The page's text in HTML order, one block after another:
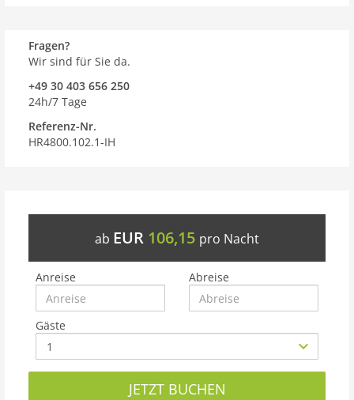
Fragen?
Wir sind für Sie da.
+49 30 403 656 250
24h/7 Tage
Referenz-Nr.
HR4800.102.1-IH
ab EUR 106,15 pro Nacht
Anreise Abreise
Gäste
JETZT BUCHEN